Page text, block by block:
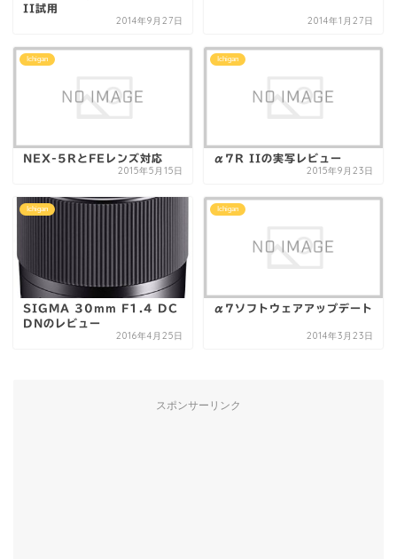
II試用
2014年9月27日 2014年1月27日
Ichigan
NEX-5RとFEレンズ対応
2015年5月15日
Ichigan
α7R IIの実写レビュー
2015年9月23日
Ichigan
SIGMA 30mm F1.4 DC
DNのレビュー
2016年4月25日
Ichigan
α7ソフトウェアアップデート
2014年3月23日
スポンサーリンク